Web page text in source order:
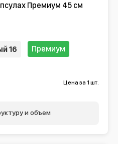
Премиум 45 см
16 Премиум
Цена за 1 шт.
и объем